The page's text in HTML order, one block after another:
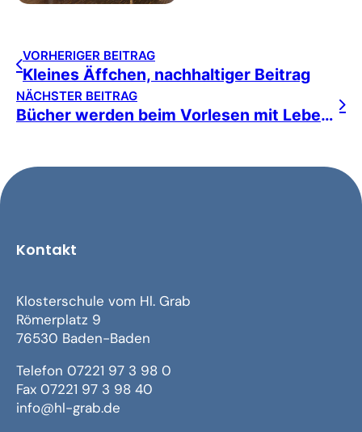
VORHERIGER BEITRAG
Kleines Äffchen, nachhaltiger Beitrag
NÄCHSTER BEITRAG
Bücher werden beim Vorlesen mit Leben gefüllt
Kontakt
Klosterschule vom Hl. Grab
Römerplatz 9
76530 Baden-Baden
Telefon 07221 97 3 98 0
Fax 07221 97 3 98 40
info@hl-grab.de